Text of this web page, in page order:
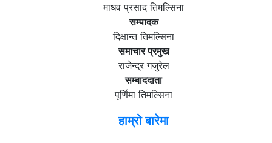
माधव प्रसाद तिमल्सिना
सम्पादक
दिक्षान्त तिमल्सिना
समाचार प्रमुख
राजेन्द्र गजुरेल
सम्बाददाता
पूर्णिमा तिमल्सिना
हाम्रो बारेमा